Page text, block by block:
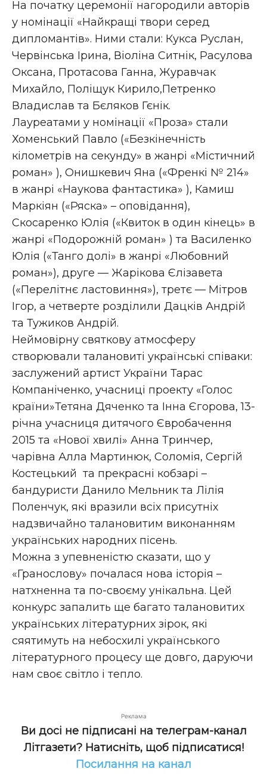
На початку церемонії нагородили авторів
у номінації «Найкращі твори серед
дипломантів». Ними стали: Кукса Руслан,
Червінська Ірина, Віоліна Ситнік, Расулова
Оксана, Протасова Ганна, Журавчак
Михайло, Поліщук Кирило,Петренко
Владислав та Бєляков Гєнік.
Лауреатами у номінації «Проза» стали
Хоменський Павло («Безкінечність
кілометрів на секунду» в жанрі «Містичний
роман» ), Онишкевич Яна («Френкі № 214»
в жанрі «Наукова фантастика» ), Камиш
Маркіян («Ряска» – оповідання),
Скосаренко Юлія («Квиток в один кінець» в
жанрі «Подорожній роман» ) та Василенко
Юлія («Танго долі» в жанрі «Любовний
роман»), друге — Жарікова Єлізавета
(«Перелітнє ластовиння»), третє — Мітров
Ігор, а четверте розділили Дацків Андрій
та Тужиков Андрій.
Неймовірну святкову атмосферу
створювали талановиті українські співаки:
заслужений артист України Тарас
Компаніченко, учасниці проекту «Голос
країни»Тетяна Дяченко та Інна Єгорова, 13-
річна учасниця дитячого Євробачення
2015 та «Нової хвилі» Анна Тринчер,
чарівна Алла Мартинюк, Соломія, Сергій
Костецький та прекрасні кобзарі –
бандуристи Данило Мельник та Лілія
Поленчук, які вразили всіх присутніх
надзвичайно талановитим виконанням
українських народних пісень.
Можна з упевненістю сказати, що у
«Гранослову» почалася нова історія –
натхненна та по-своєму унікальна. Цей
конкурс запалить ще багато талановитих
українських літературних зірок, які
сяятимуть на небосхилі українського
літературного процесу ще довго, даруючи
нам своє світло і тепло.
Реклама
Ви досі не підписані на телеграм-канал
Літгазети? Натисніть, щоб підписатися!
Посилання на канал